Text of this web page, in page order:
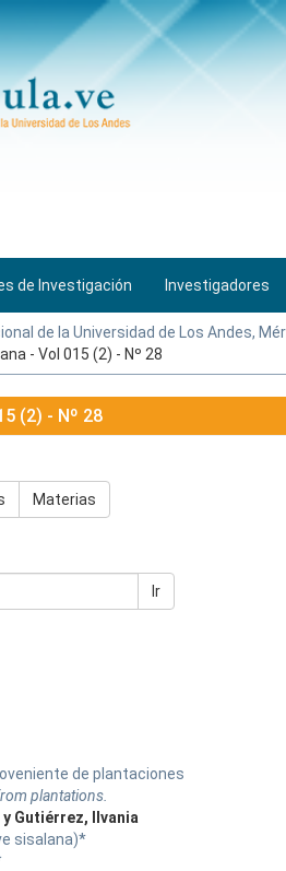
de Investigación Investigadores
de la Universidad de Los Andes,
- Vol 015 (2) - Nº 28
(2) - Nº 28
Materias
Ir
de plantaciones
plantations.
Gutiérrez, Ilvania
sisalana)*